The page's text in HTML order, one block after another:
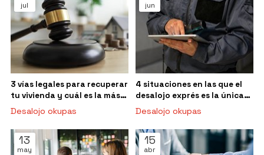
jul
3 vías legales para recuperar
tu vivienda y cuál es la más
rápida según tu caso
Desalojo okupas
jun
4 situaciones en las que el
desalojo exprés es la única
solución eficaz
Desalojo okupas
13
may
15
abr